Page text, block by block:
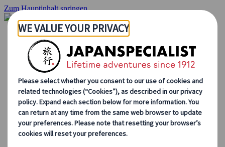
Zum Hauptinhalt springen
Startseite
Rundreisen
Individuelle Reisen
Gruppenreisen
Selbstfahrerreisen
Ausflüge
Maßgeschneiderte Gruppenreisen
Japan Rail Pass
Wie wir arbeiten
Über uns
Treffen Sie unser Team
Werden Sie Teil unseres Teams